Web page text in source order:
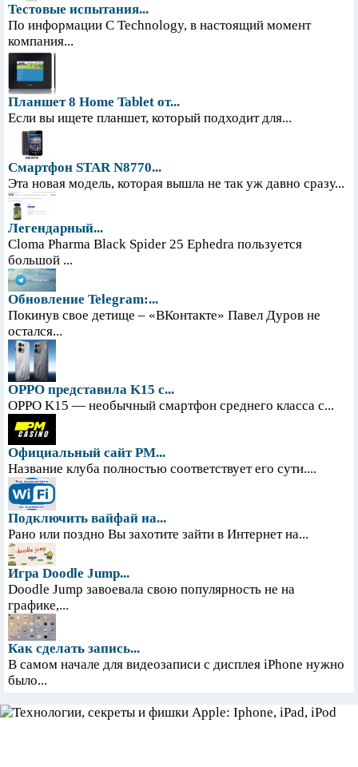
Тестовые испытания...
По информации С Technology, в настоящий момент
компания...
Планшет 8 Home Tablet от...
Если вы ищете планшет, который подходит для...
Смартфон STAR N8770...
Эта новая модель, которая вышла не так уж давно сразу...
Легендарный...
Cloma Pharma Black Spider 25 Ephedra пользуется
большой ...
Обновление Telegram:...
Покинув свое детище – «ВКонтакте» Павел Дуров не
остался...
OPPO представила K15 с...
OPPO K15 — необычный смартфон среднего класса с...
Официальный сайт PM...
Название клуба полностью соответствует его сути....
Подключить вайфай на...
Рано или поздно Вы захотите зайти в Интернет на...
Игра Doodle Jump...
Doodle Jump завоевала свою популярность не на
графике,...
Как сделать запись...
В самом начале для видеозаписи с дисплея iPhone нужно
было...